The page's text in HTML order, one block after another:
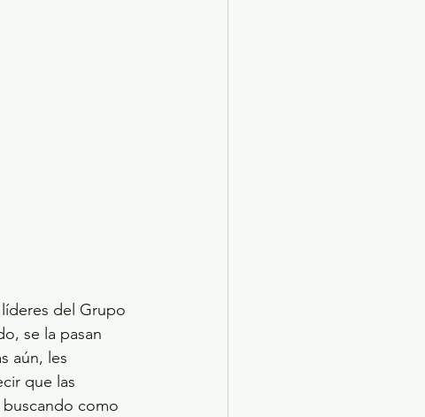
del Grupo
se la pasan
aún, les
que las
buscando como